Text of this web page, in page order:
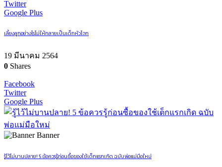
Twitter
Google Plus
เลี้ยงลูกอย่างไรไม่ให้กลายเป็นเด็กหัวโจก
19 มีนาคม 2564
0 Shares
Facebook
Twitter
Google Plus
Banner
รู้ไว้ไม่บานปลาย! 5 ข้อควรรู้ก่อนซื้อของใช้เด็กแรกเกิด ฉบับพ่อแม่มือใหม่